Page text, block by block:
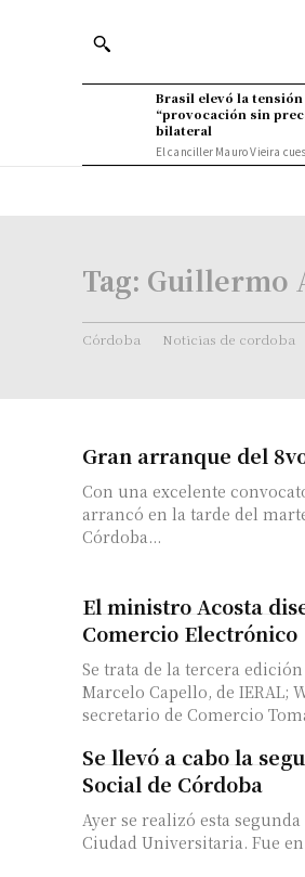
Brasil elevó la
“provocación sin
bilateral
El canciller Mauro Vieira
Tag: Guillermo
Córdoba Noticias de cordoba
Gran arranque del
Con una excelente
arrancó en la tarde del
Córdoba...
El ministro Acosta
Comercio Electrónico
Se trata de la tercera
Marcelo Capello, de IERAL;
secretario de Comercio
Se llevó a cabo la
Social de Córdoba
Ayer se realizó esta
Ciudad Universitaria. Fue